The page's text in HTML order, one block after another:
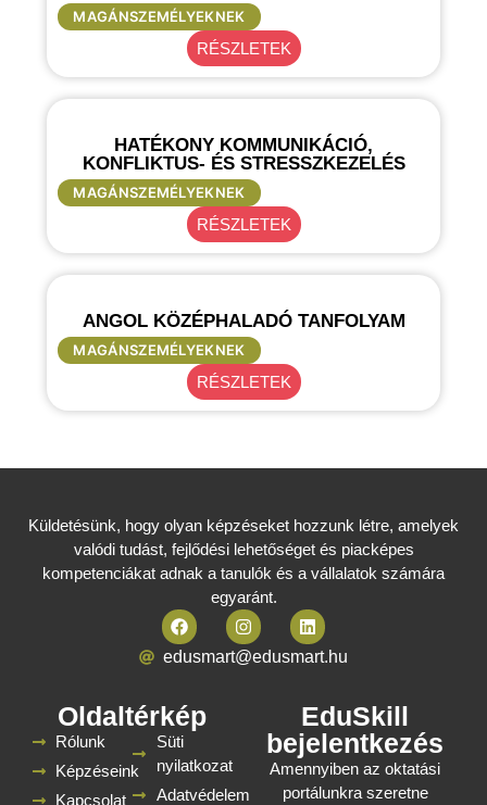
MAGÁNSZEMÉLYEKNEK
RÉSZLETEK
HATÉKONY KOMMUNIKÁCIÓ,
KONFLIKTUS- ÉS STRESSZKEZELÉS
MAGÁNSZEMÉLYEKNEK
RÉSZLETEK
ANGOL KÖZÉPHALADÓ TANFOLYAM
MAGÁNSZEMÉLYEKNEK
RÉSZLETEK
Küldetésünk, hogy olyan képzéseket hozzunk létre, amelyek
valódi tudást, fejlődési lehetőséget és piacképes
kompetenciákat adnak a tanulók és a vállalatok számára
egyaránt.
edusmart@edusmart.hu
Oldaltérkép
Rólunk
Képzéseink
Kapcsolat
Süti
nyilatkozat
Adatvédelem
EduSkill
bejelentkezés
Amennyiben az oktatási
portálunkra szeretne